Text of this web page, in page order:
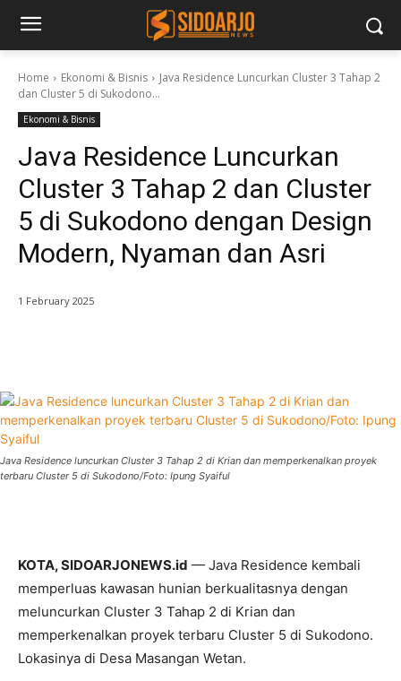
Home Ekonomi & Bisnis
Java Residence Luncurkan Cluster 3 Tahap 2
dan Cluster 5 di Sukodono...
Ekonomi & Bisnis
Java Residence Luncurkan
Cluster 3 Tahap 2 dan Cluster
5 di Sukodono dengan Design
Modern, Nyaman dan Asri
1 February 2025
Java Residence luncurkan Cluster 3 Tahap 2 di Krian dan memperkenalkan proyek
terbaru Cluster 5 di Sukodono/Foto: Ipung Syaiful
KOTA, SIDOARJONEWS.id — Java Residence kembali
memperluas kawasan hunian berkualitasnya dengan
meluncurkan Cluster 3 Tahap 2 di Krian dan
memperkenalkan proyek terbaru Cluster 5 di Sukodono.
Lokasinya di Desa Masangan Wetan.